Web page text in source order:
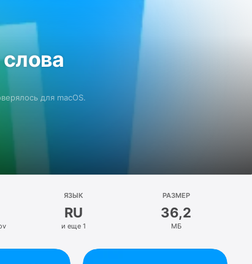
для macOS.
ЯЗЫК
RU
и еще 1
РАЗМЕР
36,2
МБ